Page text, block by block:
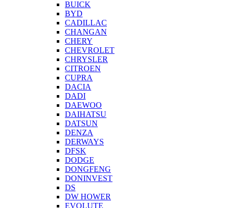
BUICK
BYD
CADILLAC
CHANGAN
CHERY
CHEVROLET
CHRYSLER
CITROEN
CUPRA
DACIA
DADI
DAEWOO
DAIHATSU
DATSUN
DENZA
DERWAYS
DFSK
DODGE
DONGFENG
DONINVEST
DS
DW HOWER
EVOLUTE